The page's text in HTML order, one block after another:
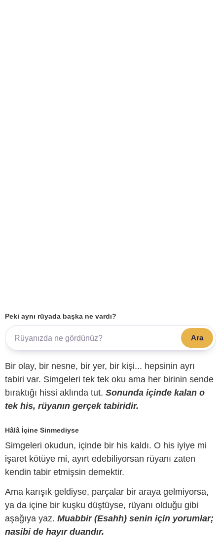
Peki aynı rüyada başka ne vardı?
Ara
Bir olay, bir nesne, bir yer, bir kişi... hepsinin ayrı
tabiri var. Simgeleri tek tek oku ama her birinin sende
bıraktığı hissi aklında tut. Sonunda içinde kalan o
tek his, rüyanın gerçek tabiridir.
Hâlâ İçine Sinmediyse
Simgeleri okudun, içinde bir his kaldı. O his iyiye mi
işaret kötüye mi, ayırt edebiliyorsan rüyanı zaten
kendin tabir etmişsin demektir.
Ama karışık geldiyse, parçalar bir araya gelmiyorsa,
ya da içine bir kuşku düştüyse, rüyanı olduğu gibi
aşağıya yaz. Muabbir (Esahh) senin için yorumlar;
nasibi de hayır duandır.